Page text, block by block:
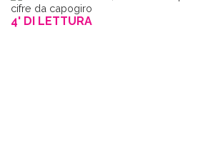
4' DI LETTURA